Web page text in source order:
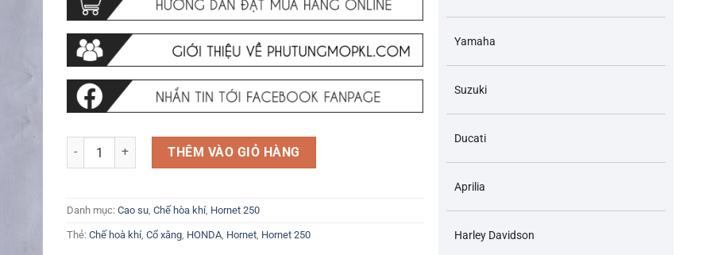
Co xăng Cổ xăng Giao diện chế hòa khí bình xăng con Honda Hornet 250 1996-2007 Giá bán 1 Cái số lượng
THÊM VÀO GIỎ HÀNG
Danh mục:Cao su ,Chế hòa khí, Hornet 250
Thẻ:Chế hoà khí,Cổ xăng HONDA Hornet Hornet 250
Yamaha
Suzuki
Ducati
Aprilia
Harley Davidson